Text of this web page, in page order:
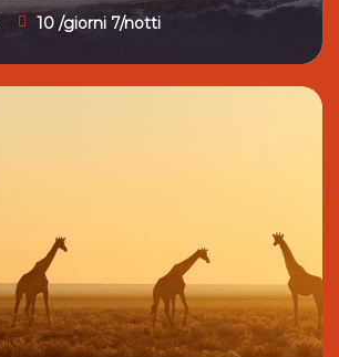
10 /giorni 7/notti